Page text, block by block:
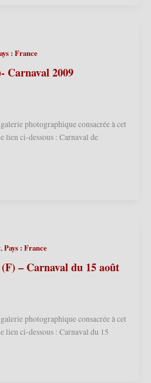
: France
Carnaval 2009
photographique consacrée à cet
lien ci-dessous : Carnaval de
,Pays : France
– Carnaval du 15 août
photographique consacrée à cet
lien ci-dessous : Carnaval du 15